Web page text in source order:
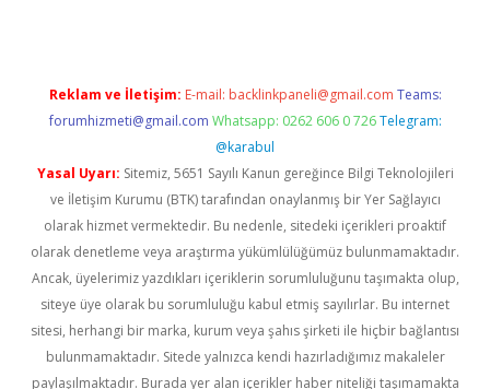
Reklam ve İletişim: E-mail: backlinkpaneli@gmail.com Teams:
forumhizmeti@gmail.com Whatsapp: 0262 606 0 726 Telegram:
@karabul
Yasal Uyarı: Sitemiz, 5651 Sayılı Kanun gereğince Bilgi Teknolojileri
ve İletişim Kurumu (BTK) tarafından onaylanmış bir Yer Sağlayıcı
olarak hizmet vermektedir. Bu nedenle, sitedeki içerikleri proaktif
olarak denetleme veya araştırma yükümlülüğümüz bulunmamaktadır.
Ancak, üyelerimiz yazdıkları içeriklerin sorumluluğunu taşımakta olup,
siteye üye olarak bu sorumluluğu kabul etmiş sayılırlar. Bu internet
sitesi, herhangi bir marka, kurum veya şahıs şirketi ile hiçbir bağlantısı
bulunmamaktadır. Sitede yalnızca kendi hazırladığımız makaleler
paylaşılmaktadır. Burada yer alan içerikler haber niteliği taşımamakta